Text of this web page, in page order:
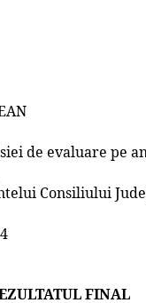
de evaluare pe
Consiliului
FINAL